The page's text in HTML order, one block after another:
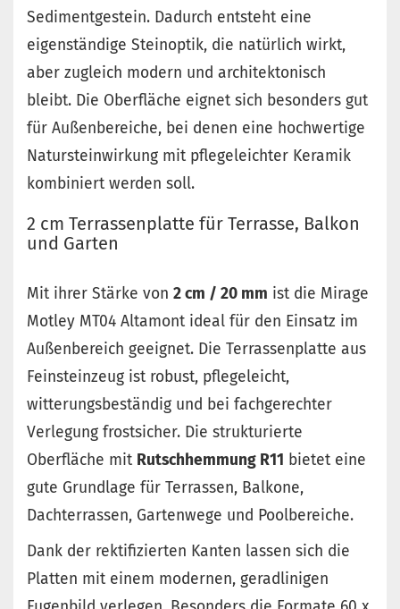
Sedimentgestein. Dadurch entsteht eine
eigenständige Steinoptik, die natürlich wirkt,
aber zugleich modern und architektonisch
bleibt. Die Oberfläche eignet sich besonders gut
für Außenbereiche, bei denen eine hochwertige
Natursteinwirkung mit pflegeleichter Keramik
kombiniert werden soll.
2 cm Terrassenplatte für Terrasse, Balkon
und Garten
Mit ihrer Stärke von 2 cm / 20 mm ist die Mirage
Motley MT04 Altamont ideal für den Einsatz im
Außenbereich geeignet. Die Terrassenplatte aus
Feinsteinzeug ist robust, pflegeleicht,
witterungsbeständig und bei fachgerechter
Verlegung frostsicher. Die strukturierte
Oberfläche mit Rutschhemmung R11 bietet eine
gute Grundlage für Terrassen, Balkone,
Dachterrassen, Gartenwege und Poolbereiche.
Dank der rektifizierten Kanten lassen sich die
Platten mit einem modernen, geradlinigen